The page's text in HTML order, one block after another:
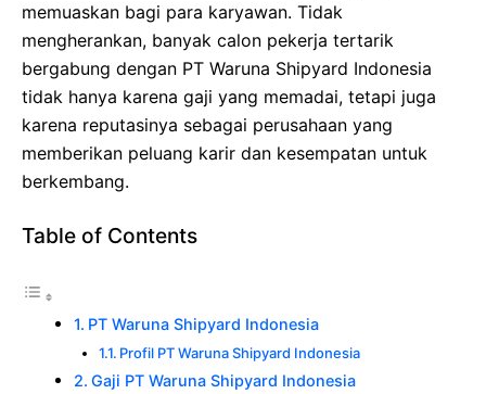
memuaskan bagi para karyawan. Tidak
mengherankan, banyak calon pekerja tertarik
bergabung dengan PT Waruna Shipyard Indonesia
tidak hanya karena gaji yang memadai, tetapi juga
karena reputasinya sebagai perusahaan yang
memberikan peluang karir dan kesempatan untuk
berkembang.
Table of Contents
PT Waruna Shipyard Indonesia
Profil PT Waruna Shipyard Indonesia
Gaji PT Waruna Shipyard Indonesia